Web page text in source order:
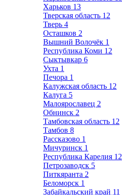
Харьков 13
Тверская область 12
Тверь 4
Осташков 2
Вышний Волочёк 1
Республика Коми 12
Сыктывкар 6
Ухта 1
Печора 1
Калужская область 12
Калуга 5
Малоярославец 2
Обнинск 2
Тамбовская область 12
Тамбов 8
Рассказово 1
Мичуринск 1
Республика Карелия 12
Петрозаводск 5
Питкяранта 2
Беломорск 1
Забайкальский край 11